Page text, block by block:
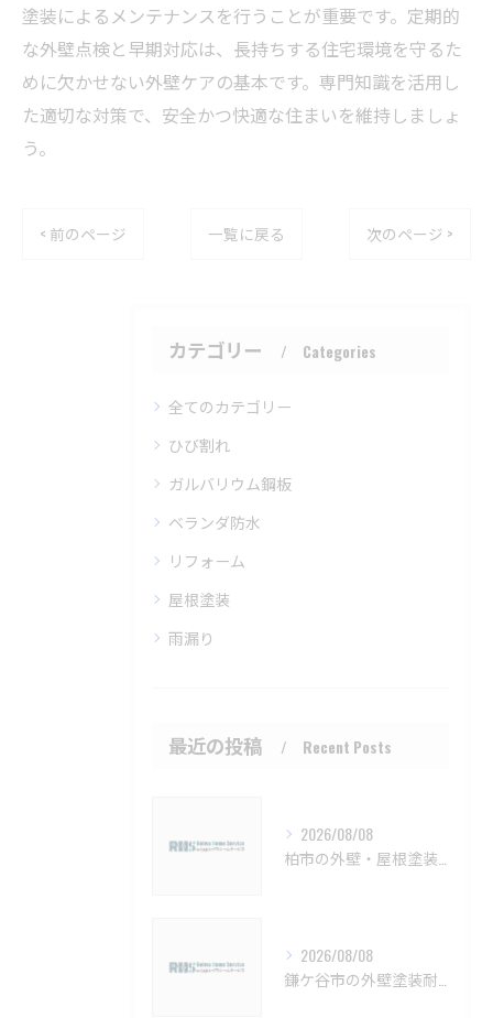
塗装によるメンテナンスを行うことが重要です。定期的
な外壁点検と早期対応は、長持ちする住宅環境を守るた
めに欠かせない外壁ケアの基本です。専門知識を活用し
た適切な対策で、安全かつ快適な住まいを維持しましょ
う。
< 前のページ 一覧に戻る 次のページ >
カテゴリー Categories
全てのカテゴリー
ひび割れ
ガルバリウム鋼板
ベランダ防水
リフォーム
屋根塗装
雨漏り
最近の投稿 Recent Posts
2026/08/08
2026/08/08